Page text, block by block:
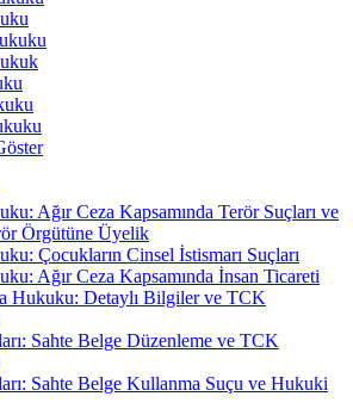
Ağır Ceza Kapsamında Terör Suçları ve
Örgütüne Üyelik
Çocukların Cinsel İstismarı Suçları
Ağır Ceza Kapsamında İnsan Ticareti
Hukuku: Detaylı Bilgiler ve TCK
Sahte Belge Düzenleme ve TCK
Sahte Belge Kullanma Suçu ve Hukuki